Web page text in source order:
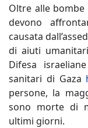
Oltre alle
devono
causata
di aiuti
Difesa
sanitari di Gaza
persone, la
sono morte di
ultimi giorni.